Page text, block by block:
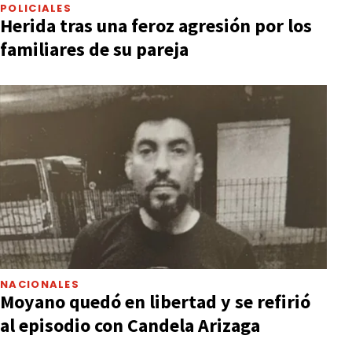
POLICIALES
Herida tras una feroz agresión por los
familiares de su pareja
NACIONALES
Moyano quedó en libertad y se refirió
al episodio con Candela Arizaga